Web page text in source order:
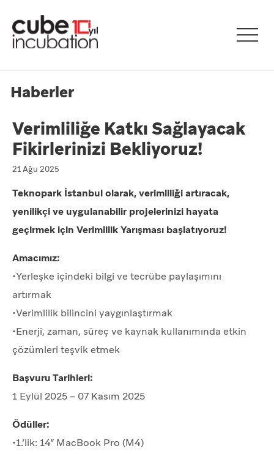
Haberler
Verimliliğe Katkı Sağlayacak
Fikirlerinizi Bekliyoruz!
21 Ağu 2025
Teknopark İstanbul olarak, verimliliği artıracak,
yenilikçi ve uygulanabilir projelerinizi hayata
geçirmek için Verimlilik Yarışması başlatıyoruz!
Amacımız:
•Yerleşke içindeki bilgi ve tecrübe paylaşımını
artırmak
•Verimlilik bilincini yaygınlaştırmak
•Enerji, zaman, süreç ve kaynak kullanımında etkin
çözümleri teşvik etmek
Başvuru Tarihleri:
1 Eylül 2025 – 07 Kasım 2025
Ödüller:
•1.’lik: 14” MacBook Pro (M4)